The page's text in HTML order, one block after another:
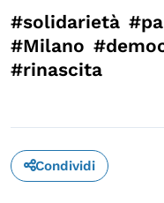
#solidarietà
#Milano
#rinascita
Condividi